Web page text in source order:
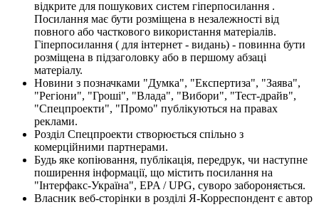
відкрите для пошукових систем гіперпосилання .
Посилання має бути розміщена в незалежності від
повного або часткового використання матеріалів.
Гіперпосилання ( для інтернет - видань) - повинна бути
розміщена в підзаголовку або в першому абзаці
матеріалу.
Новини з позначками "Думка", "Експертиза", "Заява",
"Регіони", "Гроші", "Влада", "Вибори", "Тест-драйв",
"Спецпроекти", "Промо" публікуються на правах
реклами.
Розділ Спецпроекти створюється спільно з
комерційними партнерами.
Будь яке копіювання, публікація, передрук, чи наступне
поширення інформації, що містить посилання на
"Інтерфакс-Україна", EPA / UPG, суворо забороняється.
Власник веб-сторінки в розділі Я-Корреспондент є автор